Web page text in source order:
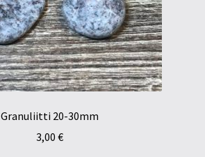
Granuliitti 20-30mm
3,00 €